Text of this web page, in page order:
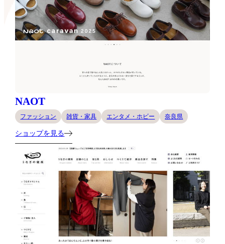
NAOT
ファッション 雑貨・家具 エンタメ・ホビー 奈良県
ショップを見る